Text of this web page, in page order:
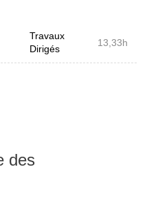
Travaux
Dirigés
13,33h
des